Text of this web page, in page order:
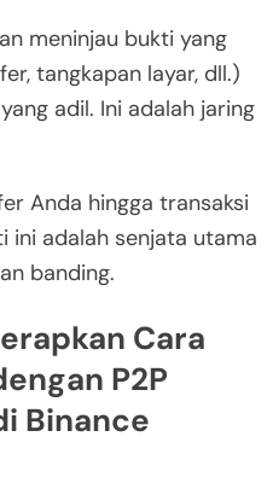
meninjau bukti yang
tangkapan layar, dll.)
adil. Ini adalah jaring
Anda hingga transaksi
ini adalah senjata utama
banding.
Cara
P2P
Binance